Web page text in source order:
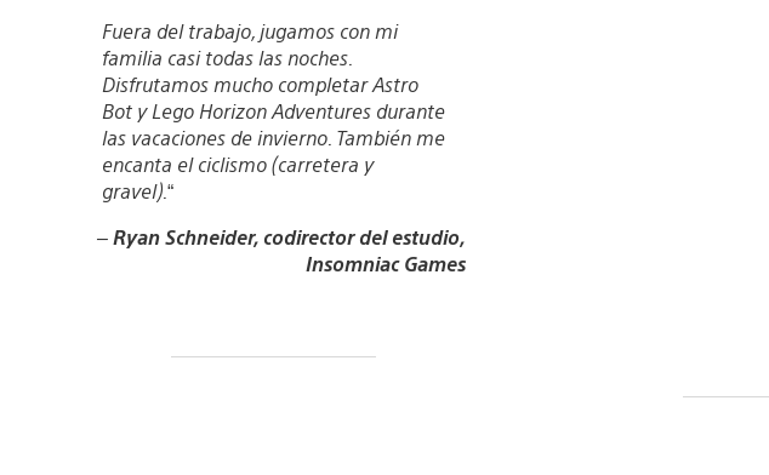
Fuera del trabajo, jugamos con mi
familia casi todas las noches.
Disfrutamos mucho completar Astro
Bot y Lego Horizon Adventures durante
las vacaciones de invierno. También me
encanta el ciclismo (carretera y
gravel).“
–Ryan Schneider, codirector del estudio,
Insomniac Games